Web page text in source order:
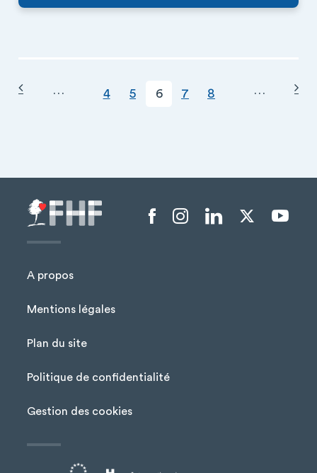
PAGINATION
Page précédente
… Page
4 Page
5
Page courante
6 Page
7 Page
8 …
Menu Pied de page
A propos
Mentions légales
Plan du site
Politique de confidentialité
Gestion des cookies
Menu liens sociaux